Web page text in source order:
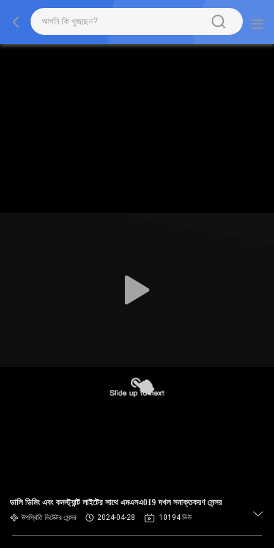
ডালি ডিমিং এবং কনস্ট্যান্ট লাইটের সাথে এমএসএ019 দখল সনাক্তকরণ সেন্সর
উপস্থিতি ডিটেক্টর সেন্সর 2024-04-28 10194 ভিউ